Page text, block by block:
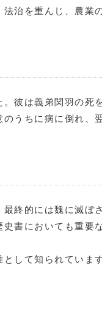
治を重んじ、農業
彼は義弟関羽の
うちに病に倒れ、
終的には魏に滅
書においても重要
して知られてい